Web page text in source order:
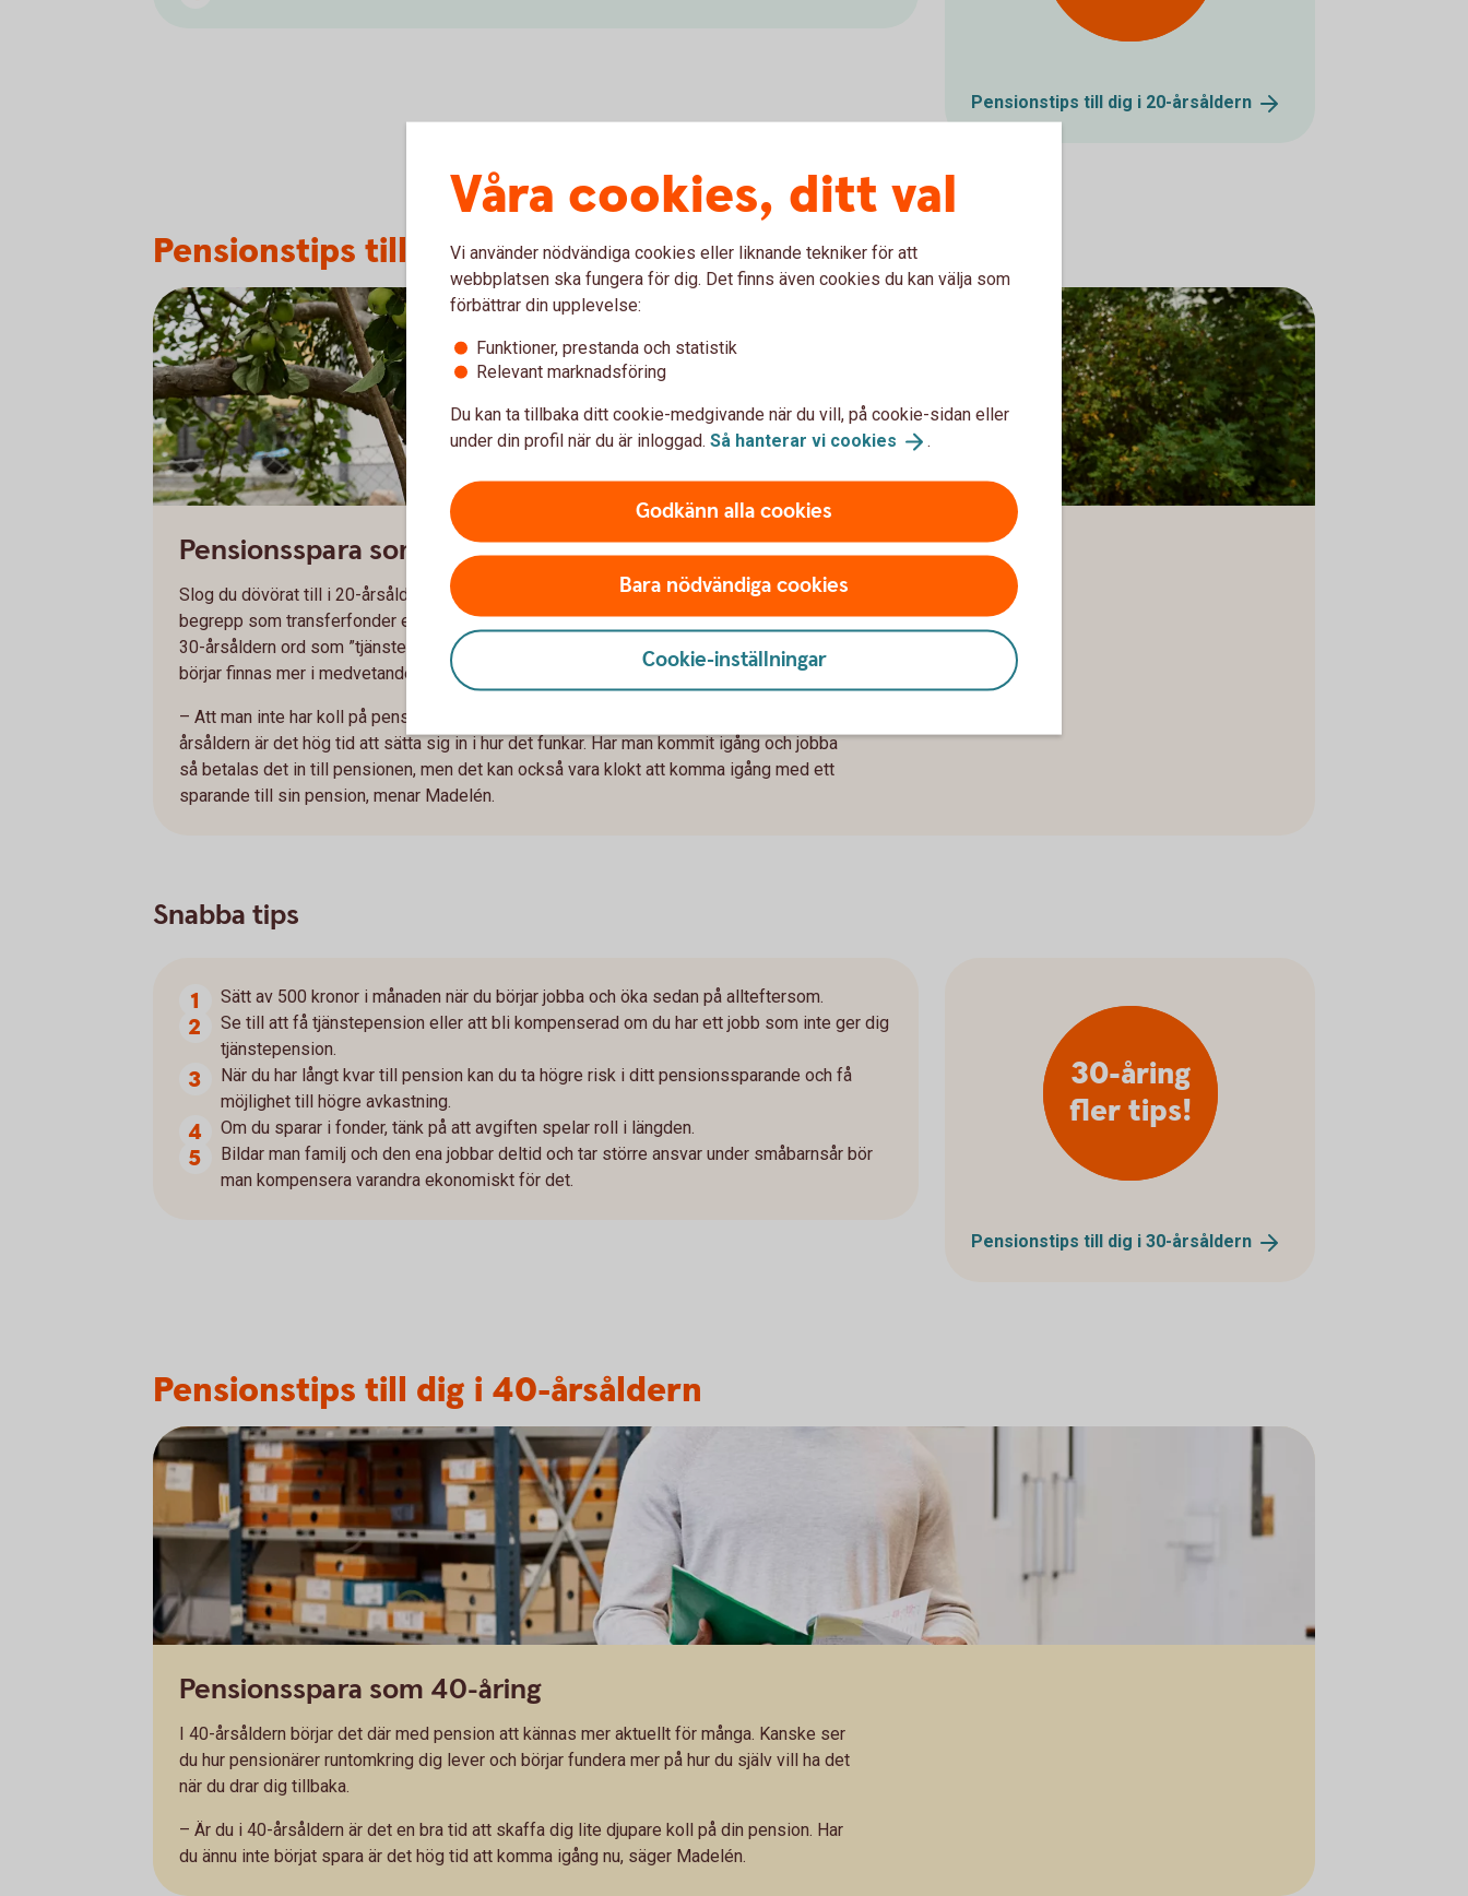
Pensionstips till dig i 20-årsåldern
Pensionstips till dig i 30-årsåldern
Pensionsspara som 30-åring
Slog du dövörat till i 20-årsåldern, när det pratades om pension på fikarasten och
begrepp som transferfonder eller orangea kuvertet tog över samtalen? Kanske att nu i
30-årsåldern ord som ”tjänstepension”, ”eget sparande” och ”höjd pensionsålder” ändå
börjar finnas mer i medvetandet?
– Att man inte har koll på pensionen när man är 20 är inte konstigt, men när man är i 30-
årsåldern är det hög tid att sätta sig in i hur det funkar. Har man kommit igång och jobba
så betalas det in till pensionen, men det kan också vara klokt att komma igång med ett
sparande till sin pension, menar Madelén.
Snabba tips
Sätt av 500 kronor i månaden när du börjar jobba och öka sedan på allteftersom.
Se till att få tjänstepension eller att bli kompenserad om du har ett jobb som inte ger dig
tjänstepension.
När du har långt kvar till pension kan du ta högre risk i ditt pensionssparande och få
möjlighet till högre avkastning.
Om du sparar i fonder, tänk på att avgiften spelar roll i längden.
Bildar man familj och den ena jobbar deltid och tar större ansvar under småbarnsår bör
man kompensera varandra ekonomiskt för det.
30-åring
fler tips!
Pensionstips till dig i30-årsåldern
Pensionstips till dig i 40-årsåldern
Pensionsspara som 40-åring
I 40-årsåldern börjar det där med pension att kännas mer aktuellt för många. Kanske ser
du hur pensionärer runtomkring dig lever och börjar fundera mer på hur du själv vill ha det
när du drar dig tillbaka.
– Är du i 40-årsåldern är det en bra tid att skaffa dig lite djupare koll på din pension. Har
du ännu inte börjat spara är det hög tid att komma igång nu, säger Madelén.
Våra cookies, ditt val
Vi använder nödvändiga cookies eller liknande tekniker för att
webbplatsen ska fungera för dig. Det finns även cookies du kan välja som
förbättrar din upplevelse:
Funktioner, prestanda och statistik
Relevant marknadsföring
Du kan ta tillbaka ditt cookie-medgivande när du vill, på cookie-sidan eller
under din profil när du är inloggad. Så hanterar vi cookies .
Godkänn alla cookies
Bara nödvändiga cookies
Cookie-inställningar